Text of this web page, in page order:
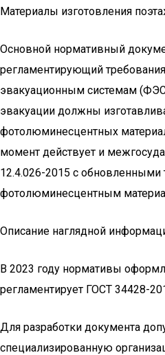
Материалы изготовления
Основной нормативный
регламентирующий
эвакуационным системам
эвакуации должны
фотолюминесцентных
момент действует и
12.4.026-2015 с обновленными
фотолюминесцентным
Описание наглядной
В 2023 году нормативы
регламентирует ГОСТ 34428-
Для разработки документа
специализированную